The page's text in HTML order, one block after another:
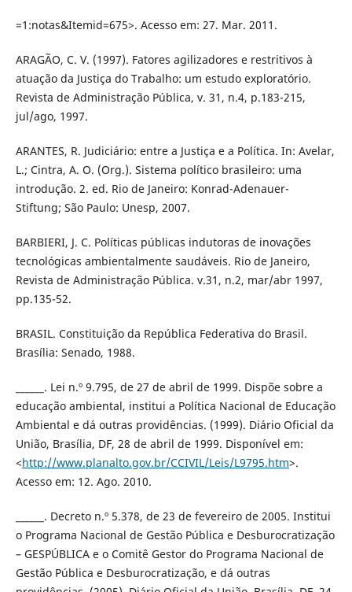
=1:notas&Itemid=675>. Acesso em: 27. Mar. 2011.
ARAGÃO, C. V. (1997). Fatores agilizadores e restritivos à
atuação da Justiça do Trabalho: um estudo exploratório.
Revista de Administração Pública, v. 31, n.4, p.183-215,
jul/ago, 1997.
ARANTES, R. Judiciário: entre a Justiça e a Política. In: Avelar,
L.; Cintra, A. O. (Org.). Sistema político brasileiro: uma
introdução. 2. ed. Rio de Janeiro: Konrad-Adenauer-
Stiftung; São Paulo: Unesp, 2007.
BARBIERI, J. C. Políticas públicas indutoras de inovações
tecnológicas ambientalmente saudáveis. Rio de Janeiro,
Revista de Administração Pública. v.31, n.2, mar/abr 1997,
pp.135-52.
BRASIL. Constituição da República Federativa do Brasil.
Brasília: Senado, 1988.
______. Lei n.º 9.795, de 27 de abril de 1999. Dispõe sobre a
educação ambiental, institui a Política Nacional de Educação
Ambiental e dá outras providências. (1999). Diário Oficial da
União, Brasília, DF, 28 de abril de 1999. Disponível em:
<http://www.planalto.gov.br/CCIVIL/Leis/L9795.htm>.
Acesso em: 12. Ago. 2010.
______. Decreto n.º 5.378, de 23 de fevereiro de 2005. Institui
o Programa Nacional de Gestão Pública e Desburocratização
– GESPÚBLICA e o Comitê Gestor do Programa Nacional de
Gestão Pública e Desburocratização, e dá outras